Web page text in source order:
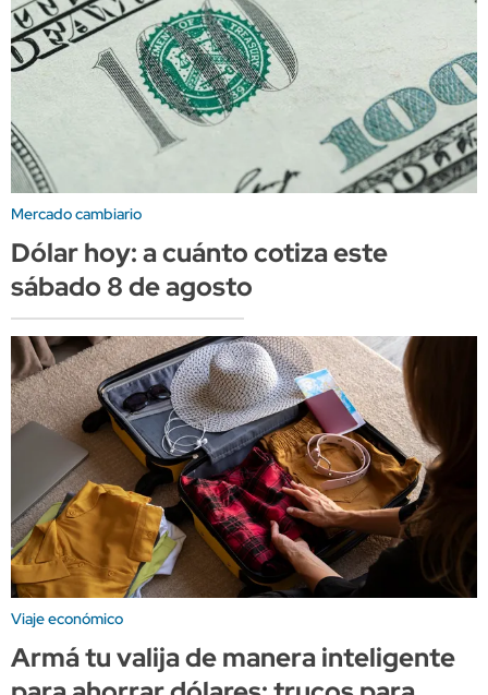
Mercado cambiario
Dólar hoy: a cuánto cotiza este
sábado 8 de agosto
Viaje económico
Armá tu valija de manera inteligente